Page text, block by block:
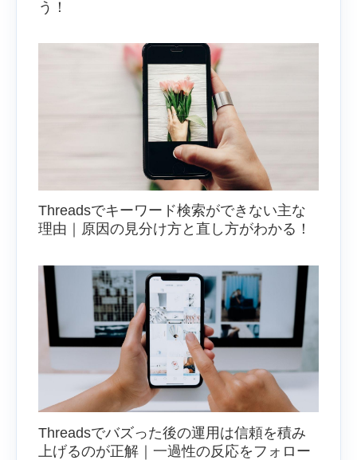
う！
Threadsでキーワード検索ができない主な
理由｜原因の見分け方と直し方がわかる！
Threadsでバズった後の運用は信頼を積み
上げるのが正解｜一過性の反応をフォロー